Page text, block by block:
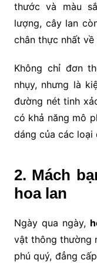
thước và màu
lượng, cây lan
chân thực nhất về
Không chỉ đơn
nhụy, nhưng là
đường nét tinh
có khả năng mô
dáng của các loại
2. Mách
hoa lan
Ngày qua ngày,
vật thông thường
phú quý, đẳng